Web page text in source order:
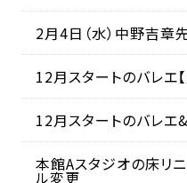
2月4日（水）中野吉章
12月スタートのバレエ
12月スタートのバレエ
本館Aスタジオの床リ
ル変更